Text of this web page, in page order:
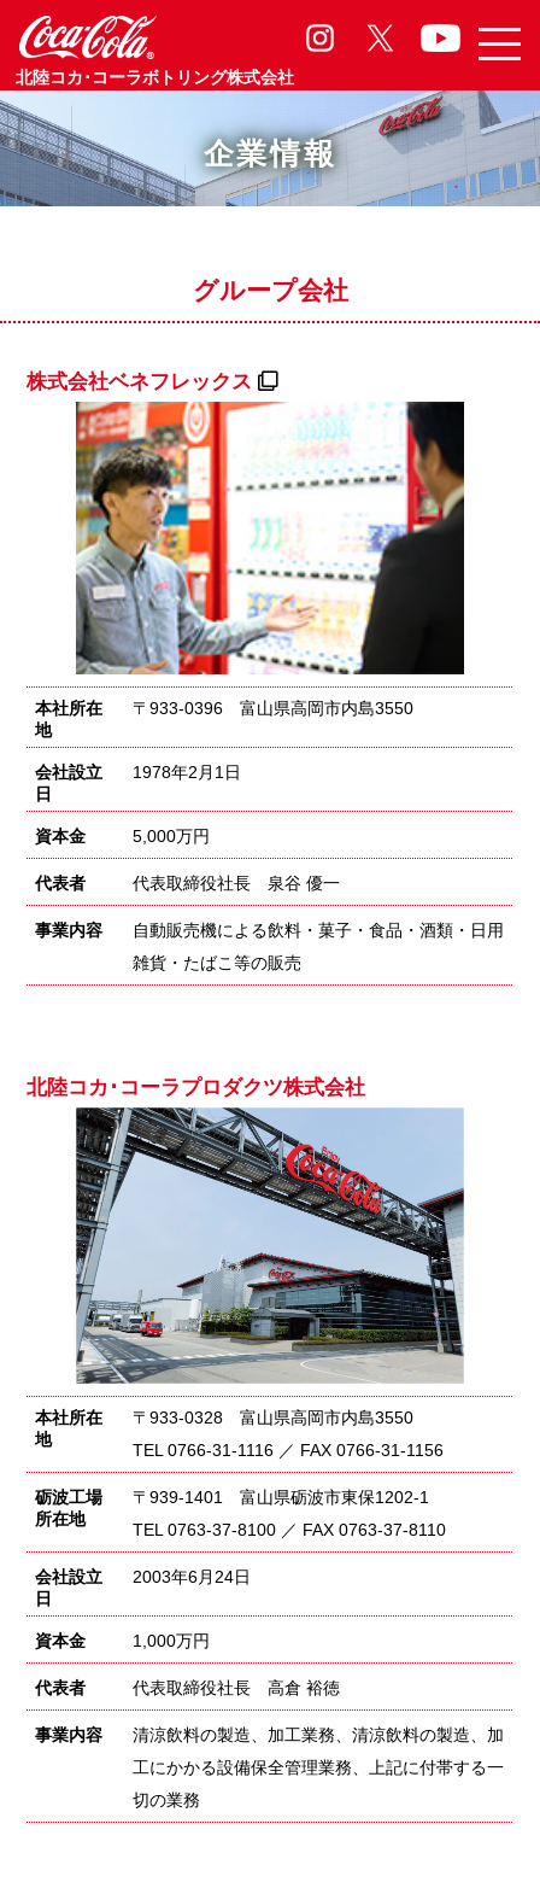
北陸コカ･コーラボトリング株式会社
企業情報
グループ会社
株式会社ベネフレックス
本社所在
地
〒933-0396 富山県高岡市内島3550
会社設立
日
1978年2月1日
資本金 5,000万円
代表者 代表取締役社長 泉谷 優一
事業内容
自動販売機による飲料・菓子・食品・酒類・日用
雑貨・たばこ等の販売
北陸コカ･コーラプロダクツ株式会社
本社所在
地
〒933-0328 富山県高岡市内島3550
TEL 0766-31-1116 ／ FAX 0766-31-1156
砺波工場
所在地
〒939-1401 富山県砺波市東保1202-1
TEL 0763-37-8100 ／ FAX 0763-37-8110
会社設立
日
2003年6月24日
資本金 1,000万円
代表者 代表取締役社長 高倉 裕徳
事業内容
清涼飲料の製造、加工業務、清涼飲料の製造、加
工にかかる設備保全管理業務、上記に付帯する一
切の業務